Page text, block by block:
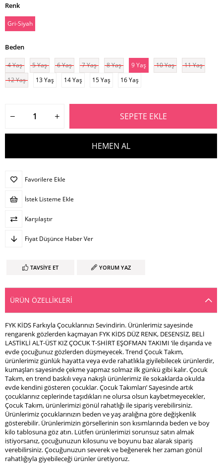
Renk
Gri-Siyah
Beden
4 Yaş 5 Yaş 6 Yaş 7 Yaş 8 Yaş 9 Yaş 10 Yaş
11 Yaş
12 Yaş
13 Yaş 14 Yaş 15 Yaş 16 Yaş
Favorilere Ekle
İstek Listeme Ekle
Karşılaştır
Fiyat Düşünce Haber Ver
TAVSIYE ET YORUM YAZ
ÜRÜN ÖZELLIKLERI
FYK KİDS Farkıyla Çocuklarınızı Sevindirin. Ürünlerimiz sayesinde
rengarenk gözlerden kaçmayan FYK KİDS DÜZ RENK, DESENSİZ, BELİ
LASTİKLİ ALT-ÜST KIZ ÇOCUK T-SHİRT EŞOFMAN TAKIMI ‘ile dışarıda ve
evde çocuğunuz gözlerden düşmeyecek. Trend Çocuk Takım,
ürünlerimiz günlük hayatta veya evde rahatlıkla giyilebilecek ürünlerdir,
kumaşları sayesinde çekme yapmaz solmaz ilk günkü gibi kalır. Çocuk
Takım, en trend baskılı veya nakışlı ürünlerimiz ile sokaklarda okulda
evde kendini gösteren çocuklar. Çocuk Takımları’ Sayesinde artık
çocuklarınız ceplerinde taşıdıkları ne olursa olsun kaybetmeyecekler,
Çocuk Takım, ürünlerimizi gönül rahatlığı ile sipariş verebilirsiniz.
Ürünlerimiz çocuklarınızın beden ve yaş aralığına göre değişkenlik
gösterebilir. Ürünlerimizin görsellerinin son kısımlarında beden ve boy
kilo tablosuna göz atın. Lütfen ürünlerimizi sorunsuz satın almak
istiyorsanız, çocuğunuzun kilosunu ve boyunu baz alarak sipariş
verebilirsiniz. Çocuğunuzun severek ve beğenerek her zaman gönül
rahatlığıyla giyebileceği ürünler üretiyoruz.